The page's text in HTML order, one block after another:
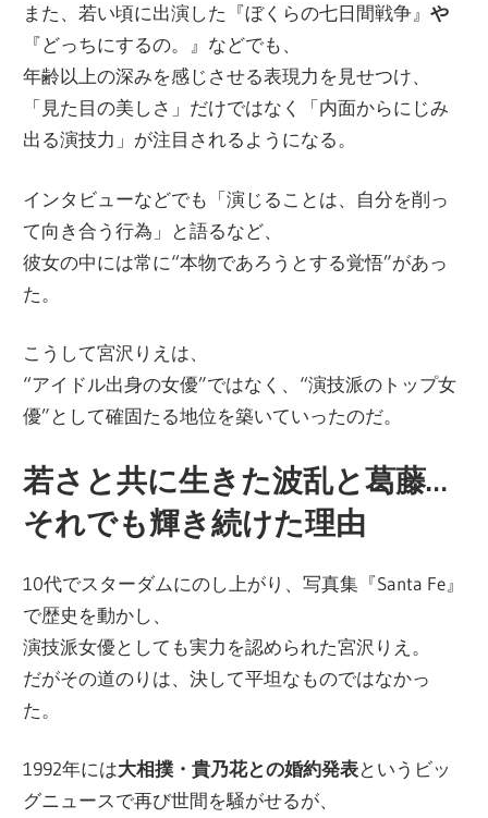
また、若い頃に出演した『ぼくらの七日間戦争』や
『どっちにするの。』などでも、
年齢以上の深みを感じさせる表現力を見せつけ、
「見た目の美しさ」だけではなく「内面からにじみ
出る演技力」が注目されるようになる。
インタビューなどでも「演じることは、自分を削っ
て向き合う行為」と語るなど、
彼女の中には常に“本物であろうとする覚悟”があっ
た。
こうして宮沢りえは、
“アイドル出身の女優”ではなく、“演技派のトップ女
優”として確固たる地位を築いていったのだ。
若さと共に生きた波乱と葛藤…
それでも輝き続けた理由
10代でスターダムにのし上がり、写真集『Santa Fe』
で歴史を動かし、
演技派女優としても実力を認められた宮沢りえ。
だがその道のりは、決して平坦なものではなかっ
た。
1992年には大相撲・貴乃花との婚約発表というビッ
グニュースで再び世間を騒がせるが、